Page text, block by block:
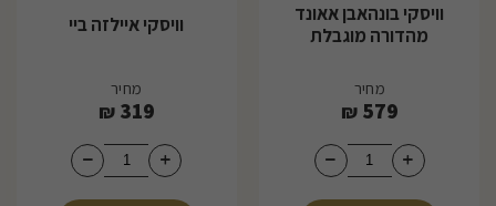
וויסקי בונהאבן אאונד
מהדורה מוגבלת
מחיר
579
₪
וויסקי איילזה ביי
מחיר
319
₪